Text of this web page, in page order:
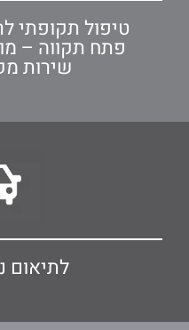
טיפול תקופתי
פתח תקווה –
שירות
לתיאום